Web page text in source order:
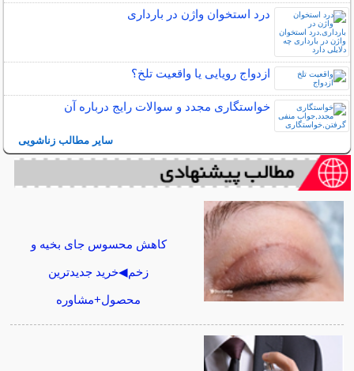
درد استخوان واژن در بارداری
ازدواج رویایی یا واقعیت تلخ؟
خواستگاری مجدد و سوالات رایج درباره آن
سایر مطالب زناشویی
کاهش محسوس جای بخیه و
زخم◀خرید جدیدترین
محصول+مشاوره